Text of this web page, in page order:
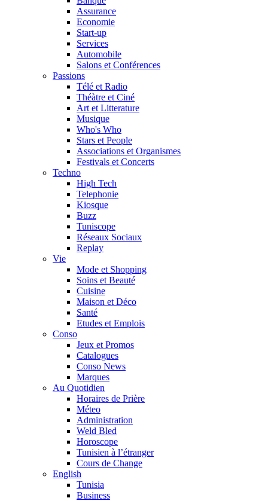
Assurance
Economie
Start-up
Services
Automobile
Salons et Conférences
Passions
Télé et Radio
Théàtre et Ciné
Art et Litterature
Musique
Who's Who
Stars et People
Associations et Organismes
Festivals et Concerts
Techno
High Tech
Telephonie
Kiosque
Buzz
Tuniscope
Réseaux Sociaux
Replay
Vie
Mode et Shopping
Soins et Beauté
Cuisine
Maison et Déco
Santé
Etudes et Emplois
Conso
Jeux et Promos
Catalogues
Conso News
Marques
Au Quotidien
Horaires de Prière
Méteo
Administration
Weld Bled
Horoscope
Tunisien à l’étranger
Cours de Change
English
Tunisia
Business